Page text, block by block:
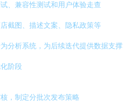
、兼容性测试和用户体验走查
截图、描述文案、隐私政策等
分析系统，为后续迭代提供数据支撑
阶段
，制定分批次发布策略